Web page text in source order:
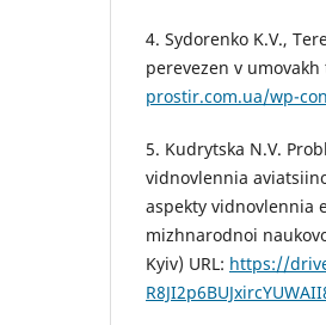
4. Sydorenko K.V.,
perevezen v
prostir.com.ua/wp-
5. Kudrytska N.V.
vidnovlennia
aspekty vidnovlennia
mizhnarodnoi
Kyiv) URL: https://